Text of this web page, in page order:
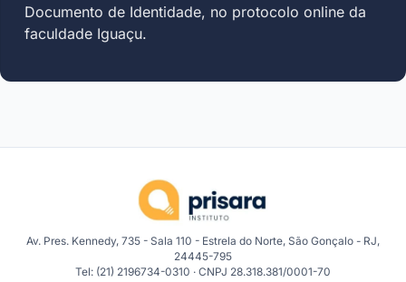
Documento de Identidade, no protocolo online da
faculdade Iguaçu.
Av. Pres. Kennedy, 735 - Sala 110 - Estrela do Norte, São Gonçalo - RJ,
24445-795
Tel: (21) 2196734-0310 · CNPJ 28.318.381/0001-70